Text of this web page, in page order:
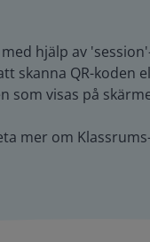
hjälp av
skanna QR-koden
som visas på
mer om